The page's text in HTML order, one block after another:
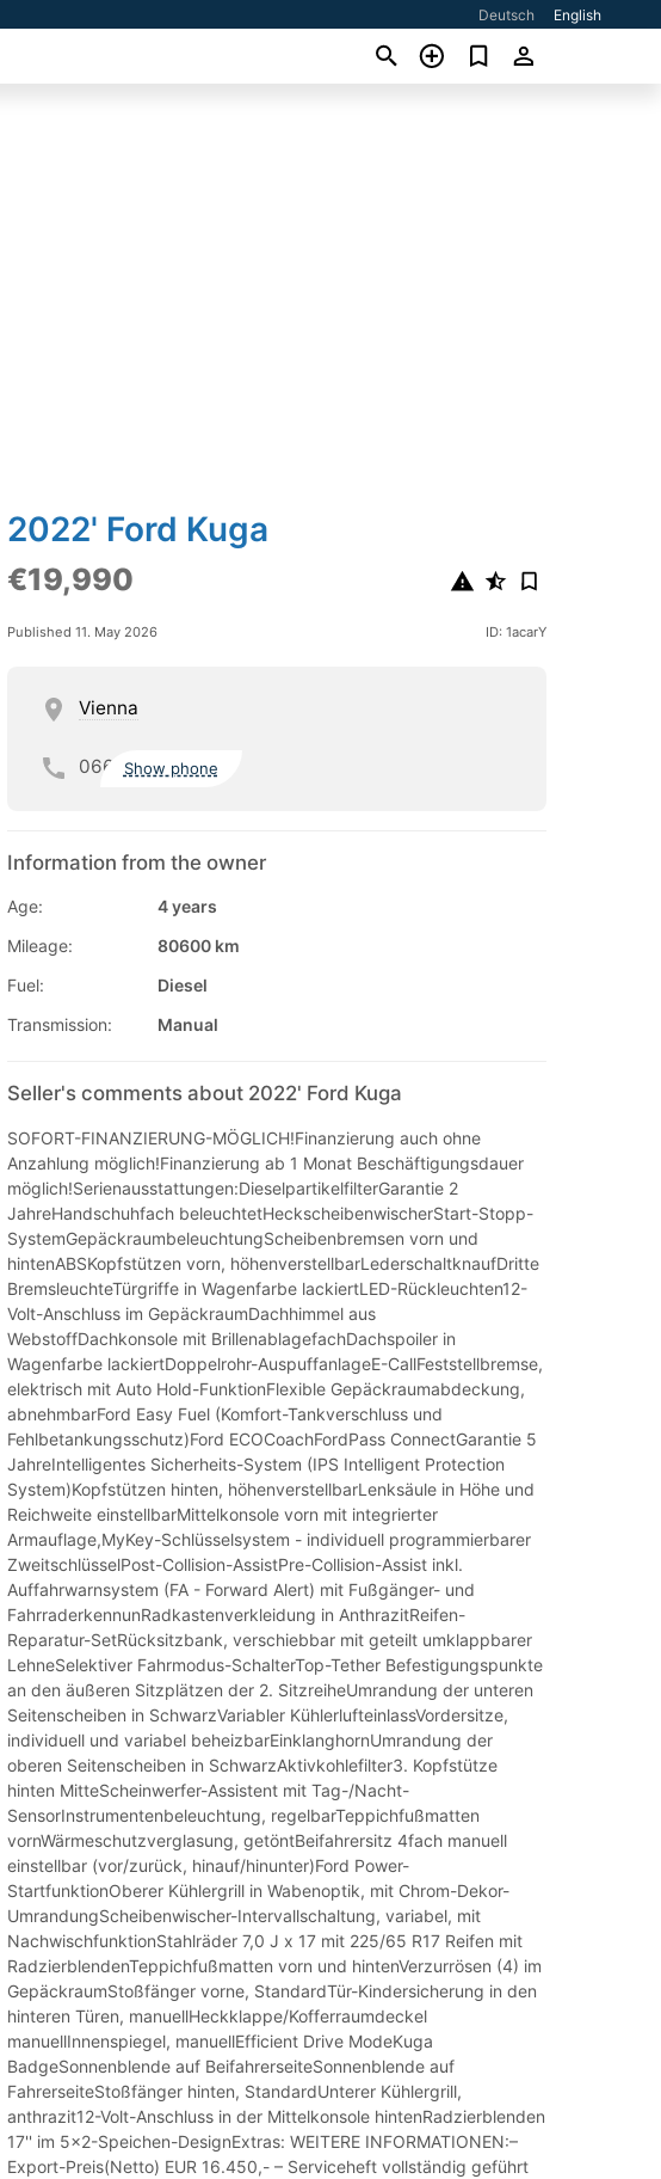
Deutsch English
2022' Ford Kuga
€19,990
Published 11. May 2026 ID: 1acarY
Vienna
066 Show phone
Information from the owner
Age:
4 years
Mileage:
80600 km
Fuel:
Diesel
Transmission:
Manual
Seller's comments about 2022' Ford Kuga
SOFORT-FINANZIERUNG-MÖGLICH!Finanzierung auch ohne
Anzahlung möglich!Finanzierung ab 1 Monat Beschäftigungsdauer
möglich!Serienausstattungen:DieselpartikelfilterGarantie 2
JahreHandschuhfach beleuchtetHeckscheibenwischerStart-Stopp-
SystemGepäckraumbeleuchtungScheibenbremsen vorn und
hintenABSKopfstützen vorn, höhenverstellbarLederschaltknaufDritte
BremsleuchteTürgriffe in Wagenfarbe lackiertLED-Rückleuchten12-
Volt-Anschluss im GepäckraumDachhimmel aus
WebstoffDachkonsole mit BrillenablagefachDachspoiler in
Wagenfarbe lackiertDoppelrohr-AuspuffanlageE-CallFeststellbremse,
elektrisch mit Auto Hold-FunktionFlexible Gepäckraumabdeckung,
abnehmbarFord Easy Fuel (Komfort-Tankverschluss und
Fehlbetankungsschutz)Ford ECOCoachFordPass ConnectGarantie 5
JahreIntelligentes Sicherheits-System (IPS Intelligent Protection
System)Kopfstützen hinten, höhenverstellbarLenksäule in Höhe und
Reichweite einstellbarMittelkonsole vorn mit integrierter
Armauflage,MyKey-Schlüsselsystem - individuell programmierbarer
ZweitschlüsselPost-Collision-AssistPre-Collision-Assist inkl.
Auffahrwarnsystem (FA - Forward Alert) mit Fußgänger- und
FahrraderkennunRadkastenverkleidung in AnthrazitReifen-
Reparatur-SetRücksitzbank, verschiebbar mit geteilt umklappbarer
LehneSelektiver Fahrmodus-SchalterTop-Tether Befestigungspunkte
an den äußeren Sitzplätzen der 2. SitzreiheUmrandung der unteren
Seitenscheiben in SchwarzVariabler KühlerlufteinlassVordersitze,
individuell und variabel beheizbarEinklanghornUmrandung der
oberen Seitenscheiben in SchwarzAktivkohlefilter3. Kopfstütze
hinten MitteScheinwerfer-Assistent mit Tag-/Nacht-
SensorInstrumentenbeleuchtung, regelbarTeppichfußmatten
vornWärmeschutzverglasung, getöntBeifahrersitz 4fach manuell
einstellbar (vor/zurück, hinauf/hinunter)Ford Power-
StartfunktionOberer Kühlergrill in Wabenoptik, mit Chrom-Dekor-
UmrandungScheibenwischer-Intervallschaltung, variabel, mit
NachwischfunktionStahlräder 7,0 J x 17 mit 225/65 R17 Reifen mit
RadzierblendenTeppichfußmatten vorn und hintenVerzurrösen (4) im
GepäckraumStoßfänger vorne, StandardTür-Kindersicherung in den
hinteren Türen, manuellHeckklappe/Kofferraumdeckel
manuellInnenspiegel, manuellEfficient Drive ModeKuga
BadgeSonnenblende auf BeifahrerseiteSonnenblende auf
FahrerseiteStoßfänger hinten, StandardUnterer Kühlergrill,
anthrazit12-Volt-Anschluss in der Mittelkonsole hintenRadzierblenden
17'' im 5x2-Speichen-DesignExtras: WEITERE INFORMATIONEN:–
Export-Preis(Netto) EUR 16.450,- – Serviceheft vollständig geführt